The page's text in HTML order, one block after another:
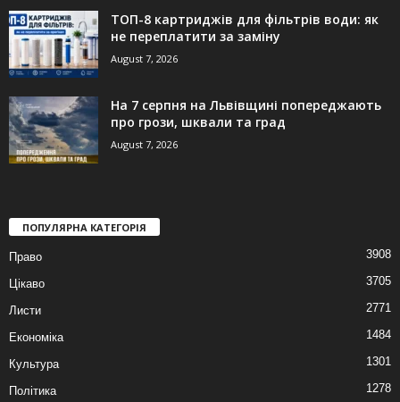
ТОП-8 картриджів для фільтрів води: як
не переплатити за заміну
August 7, 2026
На 7 серпня на Львівщині попереджають
про грози, шквали та град
August 7, 2026
ПОПУЛЯРНА КАТЕГОРІЯ
Право 3908
Цікаво 3705
Листи 2771
Економіка 1484
Культура 1301
Політика 1278